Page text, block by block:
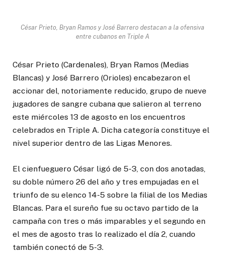
César Prieto, Bryan Ramos y José Barrero destacan a la ofensiva
entre cubanos en Triple A
César Prieto (Cardenales), Bryan Ramos (Medias
Blancas) y José Barrero (Orioles) encabezaron el
accionar del, notoriamente reducido, grupo de nueve
jugadores de sangre cubana que salieron al terreno
este miércoles 13 de agosto en los encuentros
celebrados en Triple A. Dicha categoría constituye el
nivel superior dentro de las Ligas Menores.
El cienfueguero César ligó de 5-3, con dos anotadas,
su doble número 26 del año y tres empujadas en el
triunfo de su elenco 14-5 sobre la filial de los Medias
Blancas. Para el sureño fue su octavo partido de la
campaña con tres o más imparables y el segundo en
el mes de agosto tras lo realizado el día 2, cuando
también conectó de 5-3.